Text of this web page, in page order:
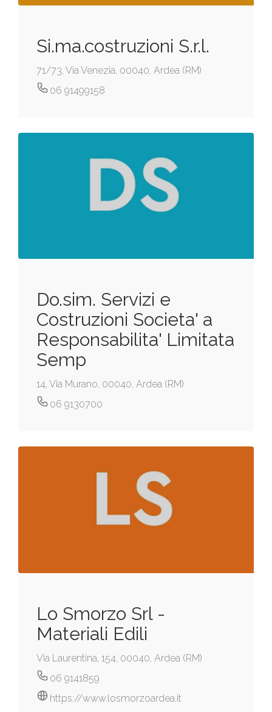
Si.ma.costruzioni S.r.l.
71/73, Via Venezia, 00040, Ardea (RM)
06 91499158
Do.sim. Servizi e
Costruzioni Societa' a
Responsabilita' Limitata
Semp
14, Via Murano, 00040, Ardea (RM)
06 9130700
Lo Smorzo Srl -
Materiali Edili
Via Laurentina, 154, 00040, Ardea (RM)
06 9141859
https://www.losmorzoardea.it